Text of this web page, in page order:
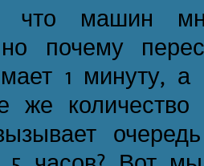
что машин
почему
1 минуту, а
же